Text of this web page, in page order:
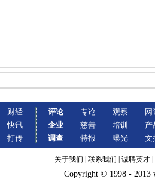
财经
快讯
打传
评论
企业
调查
专论
慈善
特报
观察
培训
曝光
网
产
文
关于我们 联系我们 诚聘英才
Copyright © 1998 - 2013